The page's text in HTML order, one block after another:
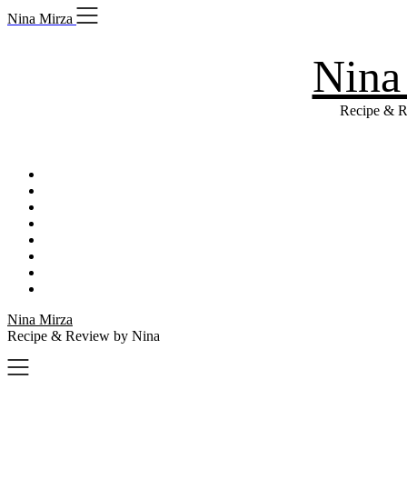
Skip
to
Nina Mirza
Recipe &
Nina Mirza
Recipe & Review by Nina